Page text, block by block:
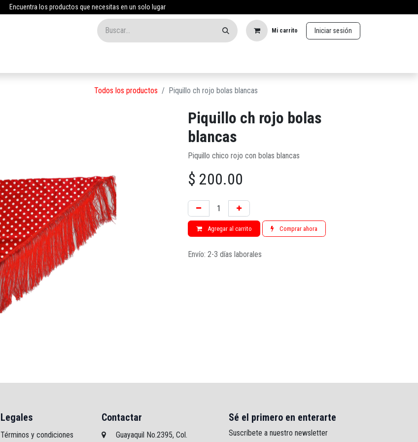
Encuentra los productos que necesitas en un solo lugar
Mi carrito Iniciar sesión
Todos los productos Piquillo ch rojo bolas blancas
Piquillo ch rojo bolas
blancas
Piquillo chico rojo con bolas blancas
$ 200.00
Agregar al carrito Comprar ahora
Envío: 2-3 días laborales
Sé el primero en enterarte
Suscríbete a nuestro newsletter
Contactar
Guayaquil No.2395, Col.
Legales
Términos y condiciones